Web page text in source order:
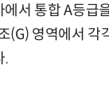
에서 통합 A등급
(G) 영역에서 각
.